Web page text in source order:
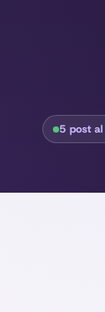
5 post al